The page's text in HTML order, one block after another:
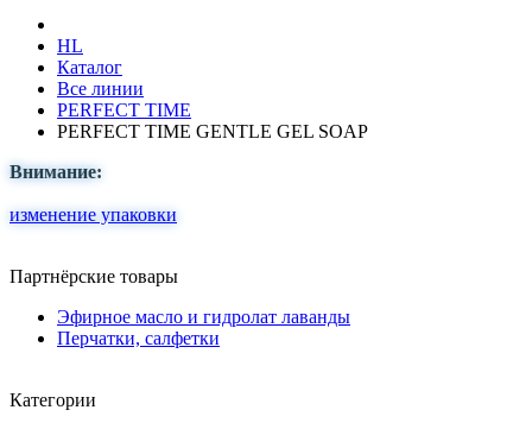
HL
Каталог
Все линии
PERFECT TIME
PERFECT TIME GENTLE GEL SOAP
Внимание:
изменение упаковки
Партнёрские товары
Эфирное масло и гидролат лаванды
Перчатки, салфетки
Категории